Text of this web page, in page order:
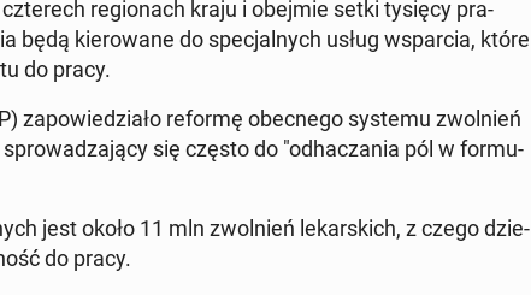
re­gio­nach kraju i obejmie setki tysięcy pra­
będą kie­ro­wa­ne do spe­cjal­nych usług wspar­cia, które
do pracy.
za­po­wie­dzia­ło reformę obec­ne­go systemu zwol­nień
spro­wa­dza­ją­cy się często do "od­ha­cza­nia pól w for­mu­
jest około 11 mln zwol­nień le­kar­skich, z czego dzie­
do pracy.